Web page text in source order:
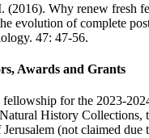
(2016). Why renew fresh
evolution of complete
47: 47-56.
Awards and Grants
fellowship for the 2023-
History Collections,
(not claimed due